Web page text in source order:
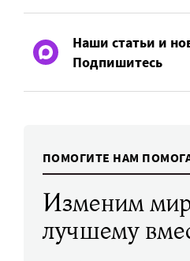
Наши статьи и
Подпишитесь
ПОМОГИТЕ НАМ
Изменим
лучшему